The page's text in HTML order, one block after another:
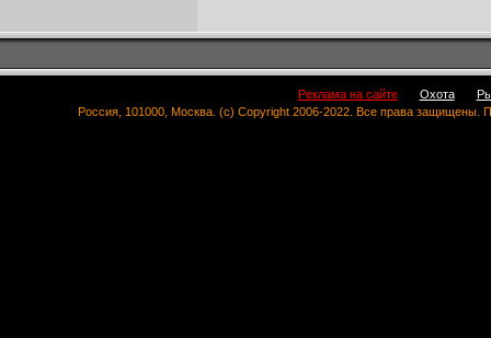
Реклама на сайте Охота
Россия, 101000, Москва. (c) Copyright 2006-2022. Все права защищены.